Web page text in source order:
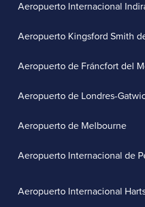
Aeropuerto Internacional
Aeropuerto Kingsford Smith
Aeropuerto de Fráncfort del
Aeropuerto de Londres-
Aeropuerto de Melbourne
Aeropuerto Internacional de
Aeropuerto Internacional